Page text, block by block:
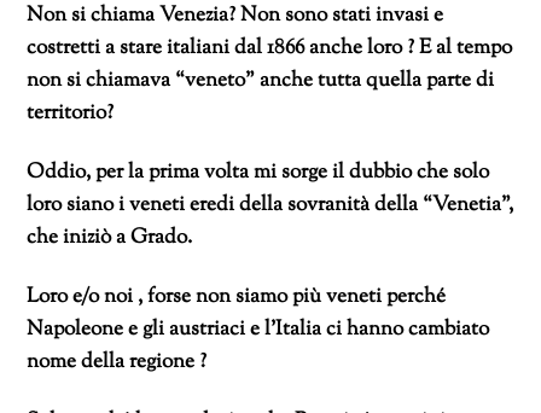
Non si chiama Venezia? Non sono stati invasi e
costretti a stare italiani dal 1866 anche loro ? E al tempo
non si chiamava “veneto” anche tutta quella parte di
territorio?
Oddio, per la prima volta mi sorge il dubbio che solo
loro siano i veneti eredi della sovranità della “Venetia”,
che iniziò a Grado.
Loro e/o noi , forse non siamo più veneti perché
Napoleone e gli austriaci e l’Italia ci hanno cambiato
nome della regione ?